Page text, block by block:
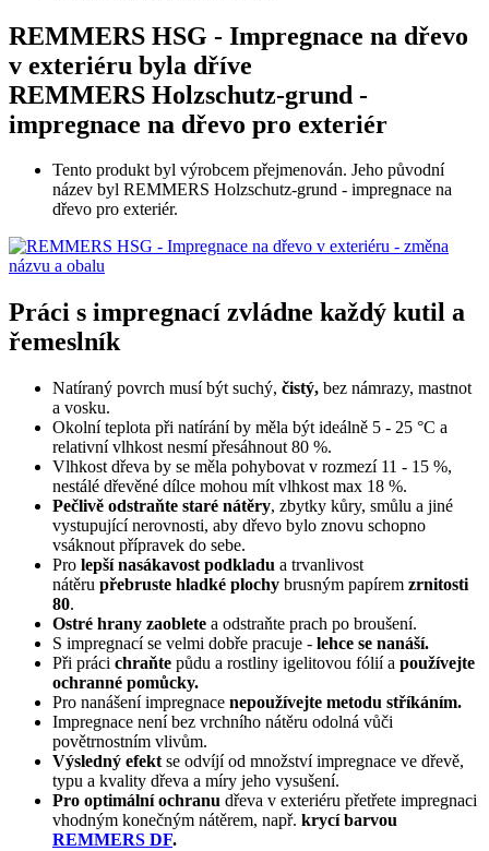
REMMERS HSG - Impregnace na dřevo
v exteriéru byla dříve
REMMERS Holzschutz-grund -
impregnace na dřevo pro exteriér
Tento produkt byl výrobcem přejmenován. Jeho původní
název byl REMMERS Holzschutz-grund - impregnace na
dřevo pro exteriér.
Práci s impregnací zvládne každý kutil a
řemeslník
Natíraný povrch musí být suchý, čistý, bez námrazy, mastnot
a vosku.
Okolní teplota při natírání by měla být ideálně 5 - 25 °C a
relativní vlhkost nesmí přesáhnout 80 %.
Vlhkost dřeva by se měla pohybovat v rozmezí 11 - 15 %,
nestálé dřevěné dílce mohou mít vlhkost max 18 %.
Pečlivě odstraňte staré nátěry, zbytky kůry, smůlu a jiné
vystupující nerovnosti, aby dřevo bylo znovu schopno
vsáknout přípravek do sebe.
Pro lepší nasákavost podkladu a trvanlivost
nátěru přebruste hladké plochy brusným papírem zrnitosti
80.
Ostré hrany zaoblete a odstraňte prach po broušení.
S impregnací se velmi dobře pracuje - lehce se nanáší.
Při práci chraňte půdu a rostliny igelitovou fólií a používejte
ochranné pomůcky.
Pro nanášení impregnace nepoužívejte metodu stříkáním.
Impregnace není bez vrchního nátěru odolná vůči
povětrnostním vlivům.
Výsledný efekt se odvíjí od množství impregnace ve dřevě,
typu a kvality dřeva a míry jeho vysušení.
Pro optimální ochranu dřeva v exteriéru přetřete impregnaci
vhodným konečným nátěrem, např. krycí barvou
REMMERS DF.